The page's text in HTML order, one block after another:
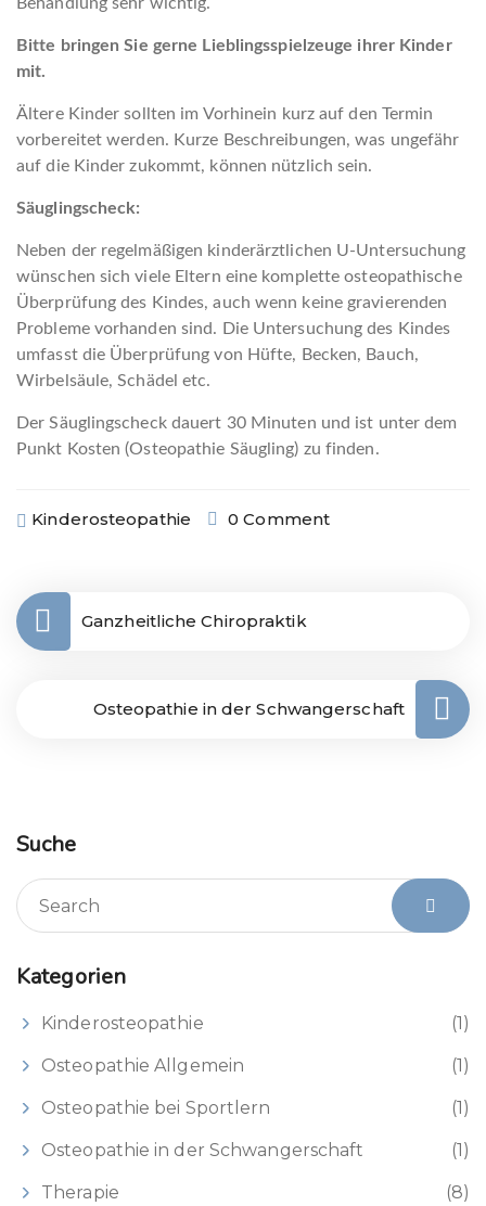
Bitte bringen Sie gerne Lieblingsspielzeuge ihrer Kinder
mit.
Ältere Kinder sollten im Vorhinein kurz auf den Termin
vorbereitet werden. Kurze Beschreibungen, was ungefähr
auf die Kinder zukommt, können nützlich sein.
Säuglingscheck:
Neben der regelmäßigen kinderärztlichen U-Untersuchung
wünschen sich viele Eltern eine komplette osteopathische
Überprüfung des Kindes, auch wenn keine gravierenden
Probleme vorhanden sind. Die Untersuchung des Kindes
umfasst die Überprüfung von Hüfte, Becken, Bauch,
Wirbelsäule, Schädel etc.
Der Säuglingscheck dauert 30 Minuten und ist unter dem
Punkt Kosten (Osteopathie Säugling) zu finden.
Kinderosteopathie 0 Comment
Ganzheitliche Chiropraktik
Osteopathie in der Schwangerschaft
Suche
Kategorien
Kinderosteopathie (1)
Osteopathie Allgemein (1)
Osteopathie bei Sportlern (1)
Osteopathie in der Schwangerschaft (1)
Therapie (8)